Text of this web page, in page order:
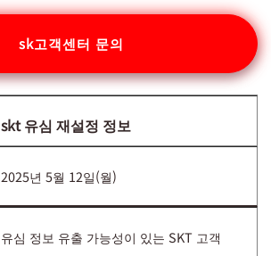
sk고객센터 문의
skt 유심 재설정 정보
2025년 5월 12일(월)
유심 정보 유출 가능성이 있는 SKT 고객